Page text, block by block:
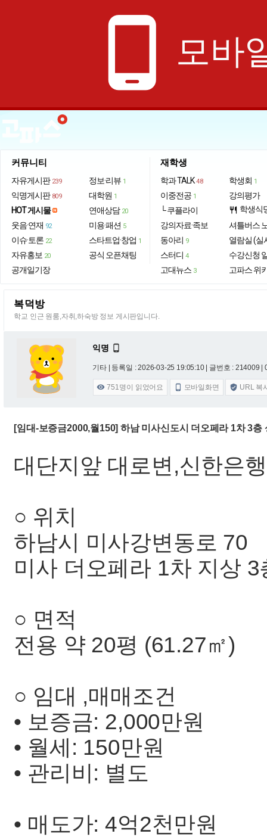
phone_android 모바
커뮤니티
자유게시판 239
익명게시판 809
HOT 게시물
웃음·연재 92
이슈·토론 22
자유홍보 20
공개일기장
정보·리뷰 1
대학원 1
연애상담 20
미용·패션 5
스타트업·창업 1
공식 오픈채팅
재학생
학과 TALK 48
이중전공 1
└ 쿠플라이
강의자료·족보
동아리 9
스터디 4
고대뉴스 3
학생회 1
강의평가
restaurant 학생식
셔틀버스
열람실 (실
수강신청
고파스 위
복덕방
학교 인근 원룸,자취,하숙방 정보 게시판입니다.
익명 
기타 | 등록일 : 2026-03-25 19:05:10 | 글번호 : 214009 |
 751명이 읽었어요  모바일화면  URL 복
[임대-보증금2000,월150] 하남 미사신도시 더오페라 1차 3층
대단지앞 대로변,신한은
○ 위치
하남시 미사강변동로 70
미사 더오페라 1차 지상
○ 면적
전용 약 20평 (61.27㎡)
○ 임대 ,매매조건
• 보증금: 2,000만원
• 월세: 150만원
• 관리비: 별도
• 매도가: 4억2천만원